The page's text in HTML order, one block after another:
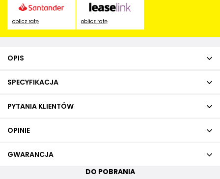
oblicz ratę oblicz ratę
OPIS
SPECYFIKACJA
PYTANIA KLIENTÓW
OPINIE
GWARANCJA
DO POBRANIA